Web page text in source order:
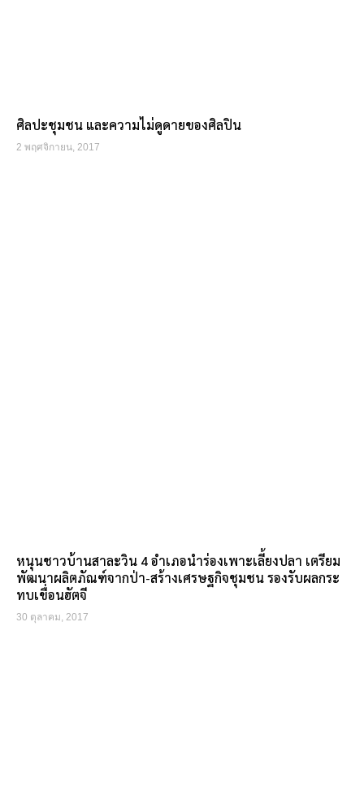
ศิลปะชุมชน และความไม่ดูดายของศิลปิน
2 พฤศจิกายน, 2017
หนุนชาวบ้านสาละวิน 4 อำเภอนำร่องเพาะเลี้ยงปลา เตรียม
พัฒนาผลิตภัณฑ์จากป่า-สร้างเศรษฐกิจชุมชน รองรับผลกระ
ทบเขื่อนฮัตจี
30 ตุลาคม, 2017